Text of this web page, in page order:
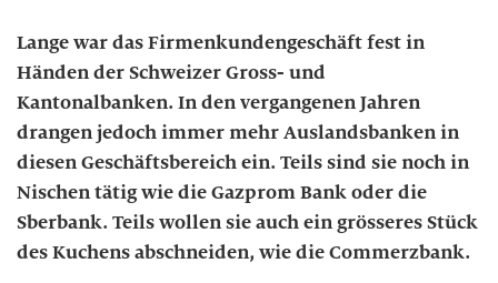
Lange war das Firmenkundengeschäft fest in
Händen der Schweizer Gross- und
Kantonalbanken. In den vergangenen Jahren
drangen jedoch immer mehr Auslandsbanken in
diesen Geschäftsbereich ein. Teils sind sie noch in
Nischen tätig wie die Gazprom Bank oder die
Sberbank. Teils wollen sie auch ein grösseres Stück
des Kuchens abschneiden, wie die Commerzbank.